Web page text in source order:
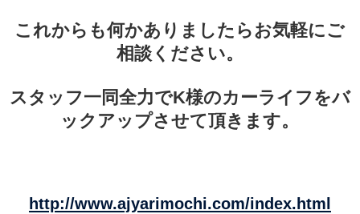
これからも何かありましたらお気軽にご
相談ください。
スタッフ一同全力でK様のカーライフをバ
ックアップさせて頂きます。
http://www.ajyarimochi.com/index.html